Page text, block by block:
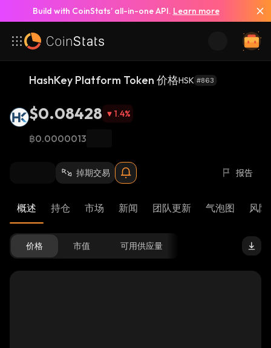
Build with CoinStats’ all-in-one API. Learn more
HashKey Platform Token 价格HSK #863
$0.08428 1.4%
฿0.0000013
掉期交易 报告
概述 持仓 市场 新闻 团队更新 气泡图 风险
价格 市值 可用供应量